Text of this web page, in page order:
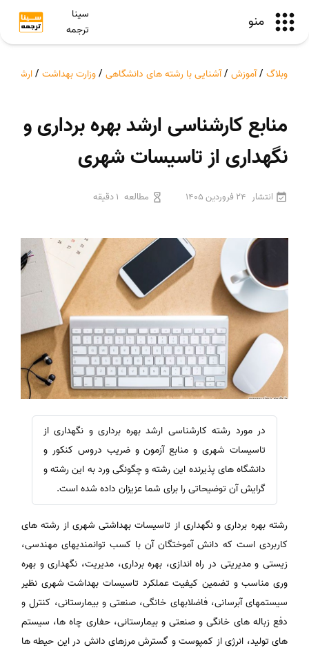
منو
سینا
ترجمه
وبلاگ /آموزش /آشنایی با رشته های دانشگاهی /وزارت بهداشت /ارشد
منابع کارشناسی ارشد بهره برداری و
نگهداری از تاسیسات شهری
انتشار 24 فروردین 1405 مطالعه 1 دقیقه
در مورد رشته کارشناسی ارشد بهره برداری و نگهداری از
تاسیسات شهری و منابع آزمون و ضریب دروس کنکور و
دانشگاه های پذیرنده این رشته و چگونگی ورد به این رشته و
گرایش آن توضیحاتی را برای شما عزیزان داده شده است.
رشته بهره برداری و نگهداری از تاسیسات بهداشتی شهری از رشته های
کاربردی است که دانش آموختگان آن با کسب توانمندیهای مهندسی،
زیستی و مدیریتی در راه اندازی، بهره برداری، مدیریت، نگهداری و بهره
وری مناسب و تضمین کیفیت عملکرد تاسیسات بهداشت شهری نظیر
سیستمهای آبرسانی، فاضلابهای خانگی، صنعتی و بیمارستانی، کنترل و
دفع زباله های خانگی و صنعتی و بیمارستانی، حفاری چاه ها، سیستم
های تولید، انرژی از کمپوست و گسترش مرزهای دانش در این حیطه ها